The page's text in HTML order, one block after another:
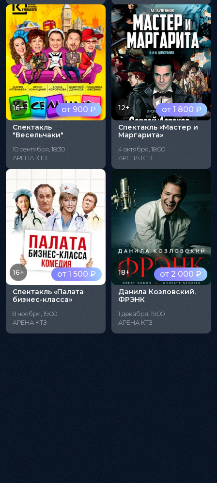
от 900 ₽
16+
Спектакль
"Весельчаки"
10 сентября, 18:30
АРЕНА КТЗ
от 1 800 ₽
12+
Спектакль «Мастер и
Маргарита»
4 октября, 18:00
АРЕНА КТЗ
от 1 500 ₽
16+
Спектакль «Палата
бизнес-класса»
8 ноября, 19:00
АРЕНА КТЗ
от 2 000 ₽
18+
Данила Козловский.
ФРЭНК
1 декабря, 19:00
АРЕНА КТЗ